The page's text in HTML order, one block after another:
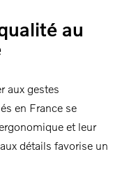
au
aux gestes
en France se
et leur
détails favorise un